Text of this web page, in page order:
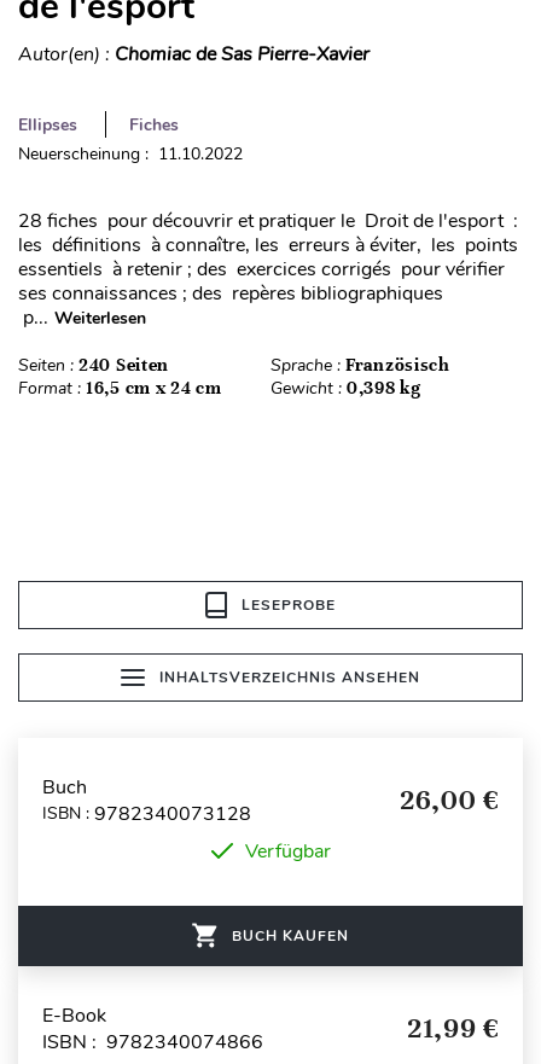
Autor(en) : Chomiac de Sas Pierre-Xavier
Ellipses
Fiches
Neuerscheinung : 11.10.2022
28 fiches pour découvrir et pratiquer le Droit de l'esport :
les définitions à connaître, les erreurs à éviter, les points
essentiels à retenir ; des exercices corrigés pour vérifier
ses connaissances ; des repères bibliographiques
p... Weiterlesen
Seiten : 240 Seiten Sprache : Französisch
Format : 16,5 cm x 24 cm Gewicht : 0,398 kg
LESEPROBE
INHALTSVERZEICHNIS ANSEHEN
Buch
ISBN : 9782340073128 26,00 €
Verfügbar
BUCH KAUFEN
E-Book
ISBN : 9782340074866
21,99 €